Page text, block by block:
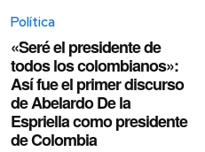
Política
«Seré el presidente de
todos los colombianos»:
Así fue el primer discurso
de Abelardo De la
Espriella como presidente
de Colombia